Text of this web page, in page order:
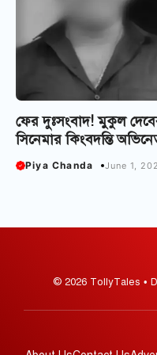
ফের দুঃসংবাদ! মুকুল
সিনেমার কিংবদন্তি
Piya Chanda June 1,
© 2026 TollyTales •